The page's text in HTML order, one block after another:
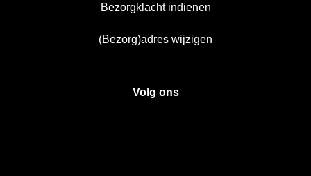
Bezorgklacht indienen
(Bezorg)adres wijzigen
Volg ons